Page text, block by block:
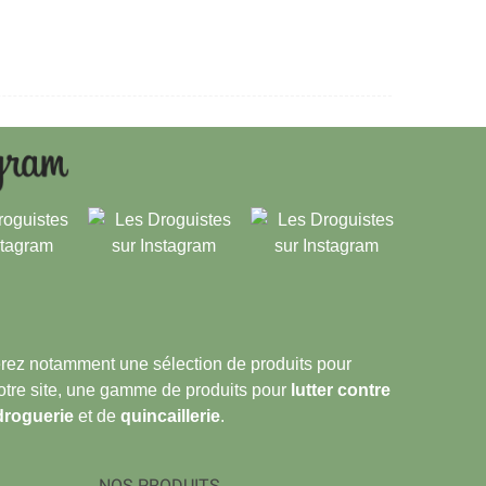
notamment une sélection de produits pour
site, une gamme de produits pour lutter contre
et de quincaillerie.